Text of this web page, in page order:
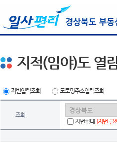
지적(임야)도 열
지번입력조회 도로명주소입력조회
조회
지번확대 [지번 글